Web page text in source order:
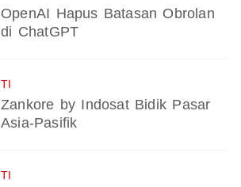
OpenAI Hapus Batasan Obrolan
di ChatGPT
TI
Zankore by Indosat Bidik Pasar
Asia-Pasifik
TI